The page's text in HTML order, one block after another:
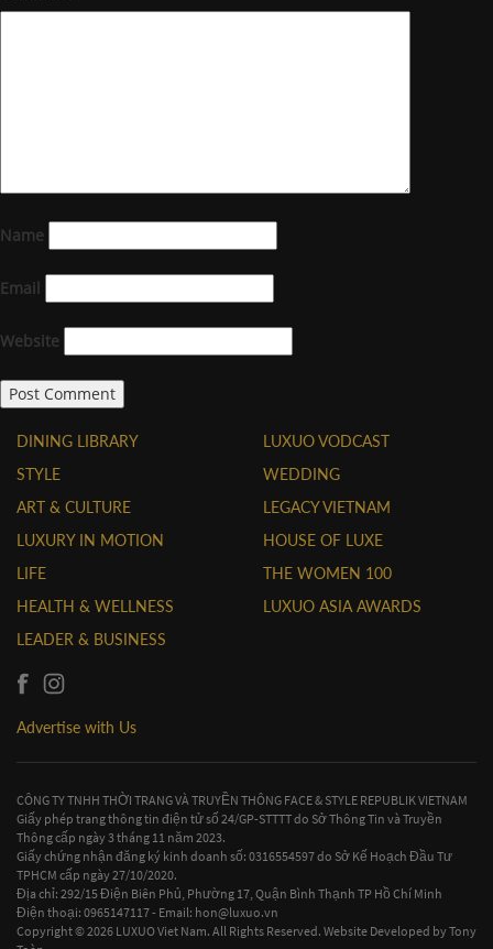
Name
Email
Website
DINING LIBRARY
STYLE
ART & CULTURE
LUXURY IN MOTION
LIFE
HEALTH & WELLNESS
LEADER & BUSINESS
LUXUO VODCAST
WEDDING
LEGACY VIETNAM
HOUSE OF LUXE
THE WOMEN 100
LUXUO ASIA AWARDS
Advertise with Us
CÔNG TY TNHH THỜI TRANG VÀ TRUYỀN THÔNG FACE & STYLE REPUBLIK VIETNAM
Giấy phép trang thông tin điện tử số 24/GP-STTTT do Sở Thông Tin và Truyền
Thông cấp ngày 3 tháng 11 năm 2023.
Giấy chứng nhận đăng ký kinh doanh số: 0316554597 do Sở Kế Hoạch Đầu Tư
TPHCM cấp ngày 27/10/2020.
Địa chỉ: 292/15 Điện Biên Phủ, Phường 17, Quận Bình Thạnh TP Hồ Chí Minh
Điện thoại: 0965147117 - Email: hon@luxuo.vn
Copyright © 2026 LUXUO Viet Nam. All Rights Reserved. Website Developed byTony